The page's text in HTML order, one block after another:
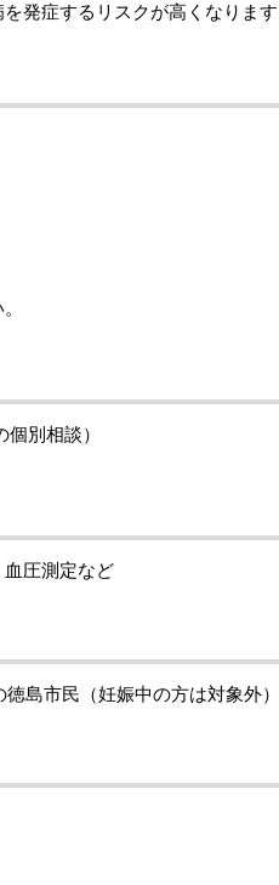
発症するリスクが高くなりま
別相談）
圧測定など
島市民（妊娠中の方は対象外）